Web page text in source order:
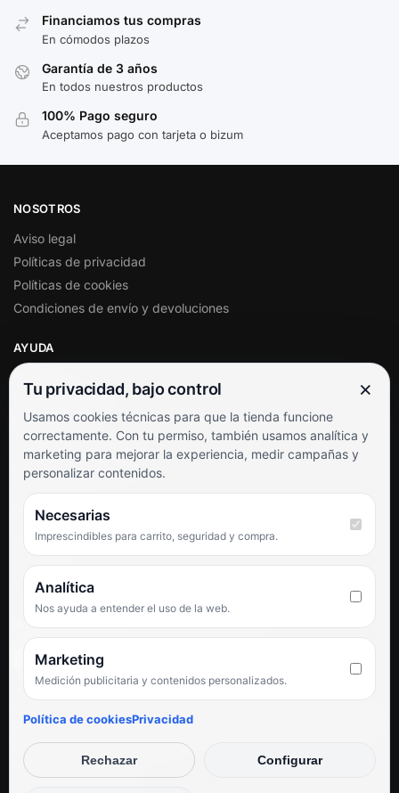
Financiamos tus compras
En cómodos plazos
Garantía de 3 años
En todos nuestros productos
100% Pago seguro
Aceptamos pago con tarjeta o bizum
NOSOTROS
Aviso legal
Políticas de privacidad
Políticas de cookies
Condiciones de envío y devoluciones
AYUDA
Soporte al cliente
Contacto
Términos y condiciones
Preguntas frecuentes
SÍGUENOS
Facebook
TikTok
PUNTUACIÓN DE 4,6 SOBRE 5 EN GOOGLE
★★★★★
Hemos comprado en varias ocasiones y siempre dan respuesta.
Espectacular, servicio de 10.»
Iván Rodríguez Ramos
Tu privacidad, bajo control ×
Usamos cookies técnicas para que la tienda funcione
correctamente. Con tu permiso, también usamos analítica y
marketing para mejorar la experiencia, medir campañas y
personalizar contenidos.
Necesarias
Imprescindibles para carrito, seguridad y compra.
Analítica
Nos ayuda a entender el uso de la web.
Marketing
Medición publicitaria y contenidos personalizados.
Política de cookiesPrivacidad
Rechazar Configurar